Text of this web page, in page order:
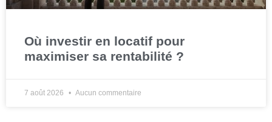
Où investir en locatif pour
maximiser sa rentabilité ?
7 août 2026 Aucun commentaire